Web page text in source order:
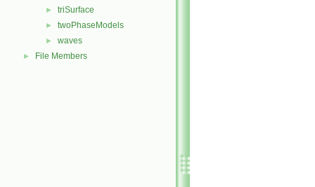
► triSurface
► twoPhaseModels
► waves
► File Members